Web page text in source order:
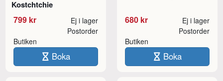
Kostchtchie
799 kr Ej i lager
Butiken
Postorder
Boka
680 kr Ej i lager
Butiken
Postorder
Boka